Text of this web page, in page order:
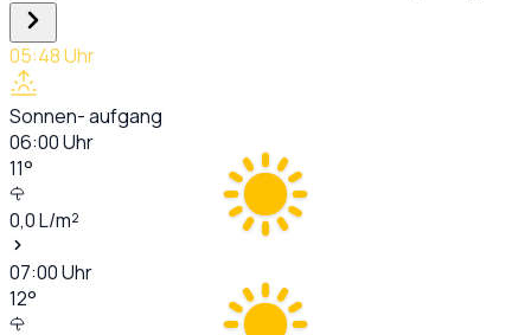
05:48Uhr
Sonnen- aufgang
06:00Uhr
11°
0,0L/m²
07:00Uhr
12°